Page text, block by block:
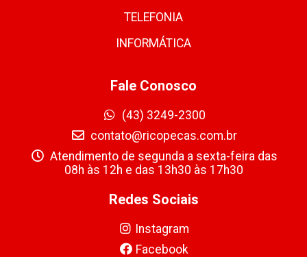
TELEFONIA
INFORMÁTICA
Fale Conosco
(43) 3249-2300
contato@ricopecas.com.br
Atendimento de segunda a sexta-feira das
08h às 12h e das 13h30 às 17h30
Redes Sociais
Instagram
Facebook